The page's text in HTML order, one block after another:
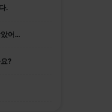
.
상품권 판매신청한 금액만큼 입금되지 않았어요
?